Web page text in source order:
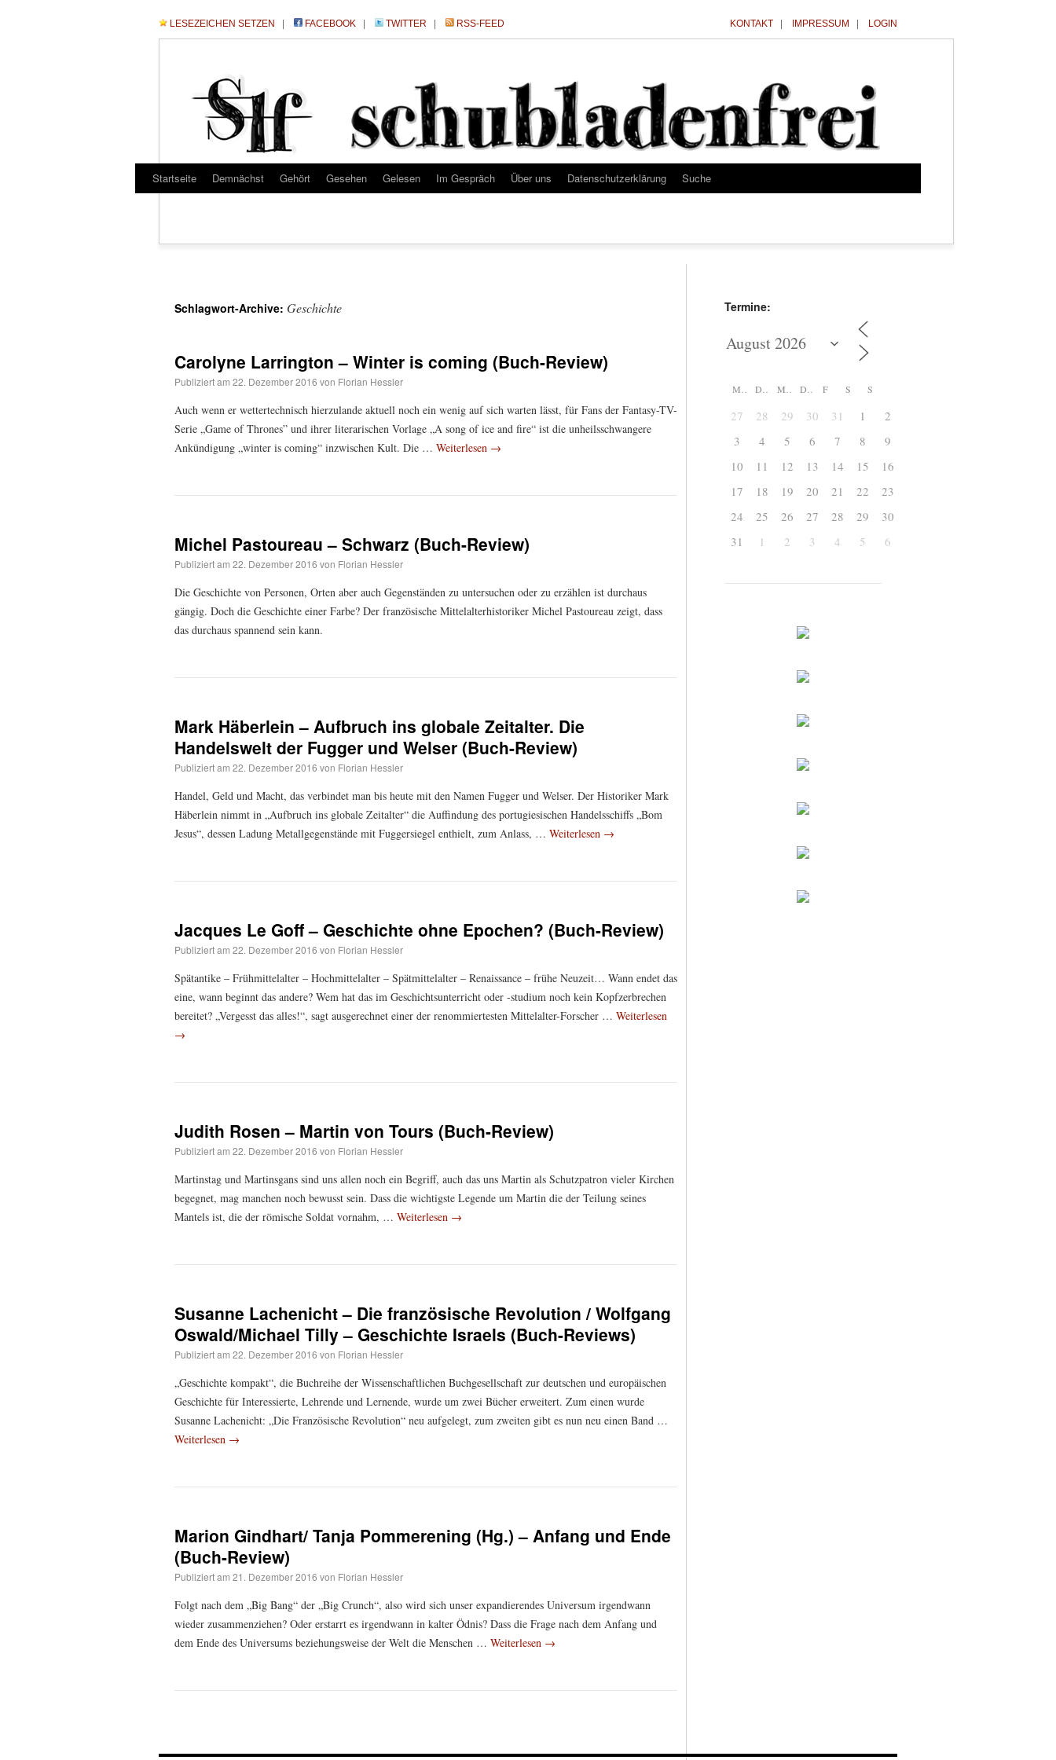
LESEZEICHEN SETZEN FACEBOOK TWITTER RSS-FEED KONTAKT IMPRESSUM LOGIN
Startseite Demnächst Gehört Gesehen Gelesen Im Gespräch Über uns Datenschutzerklärung Suche
Schlagwort-Archive: Geschichte
Carolyne Larrington – Winter is coming (Buch-Review)
Publiziert am 22. Dezember 2016 von Florian Hessler
Auch wenn er wettertechnisch hierzulande aktuell noch ein wenig auf sich warten lässt, für Fans der Fantasy-TV-
Serie „Game of Thrones” und ihrer literarischen Vorlage „A song of ice and fire“ ist die unheilsschwangere
Ankündigung „winter is coming“ inzwischen Kult. Die … Weiterlesen →
Michel Pastoureau – Schwarz (Buch-Review)
Publiziert am 22. Dezember 2016 von Florian Hessler
Die Geschichte von Personen, Orten aber auch Gegenständen zu untersuchen oder zu erzählen ist durchaus
gängig. Doch die Geschichte einer Farbe? Der französische Mittelalterhistoriker Michel Pastoureau zeigt, dass
das durchaus spannend sein kann.
Mark Häberlein – Aufbruch ins globale Zeitalter. Die
Handelswelt der Fugger und Welser (Buch-Review)
Publiziert am 22. Dezember 2016 von Florian Hessler
Handel, Geld und Macht, das verbindet man bis heute mit den Namen Fugger und Welser. Der Historiker Mark
Häberlein nimmt in „Aufbruch ins globale Zeitalter“ die Auffindung des portugiesischen Handelsschiffs „Bom
Jesus“, dessen Ladung Metallgegenstände mit Fuggersiegel enthielt, zum Anlass, … Weiterlesen →
Jacques Le Goff – Geschichte ohne Epochen? (Buch-Review)
Publiziert am 22. Dezember 2016 von Florian Hessler
Spätantike – Frühmittelalter – Hochmittelalter – Spätmittelalter – Renaissance – frühe Neuzeit… Wann endet das
eine, wann beginnt das andere? Wem hat das im Geschichtsunterricht oder -studium noch kein Kopfzerbrechen
bereitet? „Vergesst das alles!“, sagt ausgerechnet einer der renommiertesten Mittelalter-Forscher … Weiterlesen
→
Judith Rosen – Martin von Tours (Buch-Review)
Publiziert am 22. Dezember 2016 von Florian Hessler
Martinstag und Martinsgans sind uns allen noch ein Begriff, auch das uns Martin als Schutzpatron vieler Kirchen
begegnet, mag manchen noch bewusst sein. Dass die wichtigste Legende um Martin die der Teilung seines
Mantels ist, die der römische Soldat vornahm, … Weiterlesen →
Susanne Lachenicht – Die französische Revolution / Wolfgang
Oswald/Michael Tilly – Geschichte Israels (Buch-Reviews)
Publiziert am 22. Dezember 2016 von Florian Hessler
„Geschichte kompakt“, die Buchreihe der Wissenschaftlichen Buchgesellschaft zur deutschen und europäischen
Geschichte für Interessierte, Lehrende und Lernende, wurde um zwei Bücher erweitert. Zum einen wurde
Susanne Lachenicht: „Die Französische Revolution“ neu aufgelegt, zum zweiten gibt es nun neu einen Band …
Weiterlesen →
Marion Gindhart/ Tanja Pommerening (Hg.) – Anfang und Ende
(Buch-Review)
Publiziert am 21. Dezember 2016 von Florian Hessler
Folgt nach dem „Big Bang“ der „Big Crunch“, also wird sich unser expandierendes Universum irgendwann
wieder zusammenziehen? Oder erstarrt es irgendwann in kalter Ödnis? Dass die Frage nach dem Anfang und
dem Ende des Universums beziehungsweise der Welt die Menschen … Weiterlesen →
Termine:
F S S
27 28 29 30 31 1
2
3
4 5 6 7 8
9
10
11 12 13 14 15
16
17
18 19 20 21 22
23
24
25 26 27 28 29
30
31
1 2 3 4 5 6